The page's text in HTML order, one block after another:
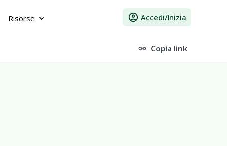
Risorse keyboard_arrow_down account_circle Accedi/Inizia
link Copia link